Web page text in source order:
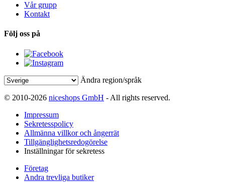
Vår grupp
Kontakt
Följ oss på
Ändra region/språk
© 2010-2026 niceshops GmbH - All rights reserved.
Impressum
Sekretesspolicy
Allmänna villkor och ångerrät
Tillgänglighetsredogörelse
Inställningar för sekretess
Företag
Andra trevliga butiker